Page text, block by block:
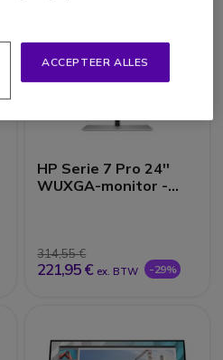
HP Serie 7 Pro 24''
WUXGA-monitor -
314,55 €
221,95 € ex. BTW -29%
ACCEPTEER ALLES